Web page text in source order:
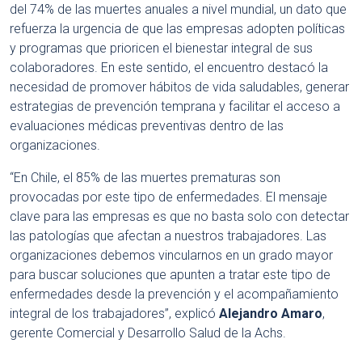
del 74% de las muertes anuales a nivel mundial, un dato que
refuerza la urgencia de que las empresas adopten políticas
y programas que prioricen el bienestar integral de sus
colaboradores. En este sentido, el encuentro destacó la
necesidad de promover hábitos de vida saludables, generar
estrategias de prevención temprana y facilitar el acceso a
evaluaciones médicas preventivas dentro de las
organizaciones.
“En Chile, el 85% de las muertes prematuras son
provocadas por este tipo de enfermedades. El mensaje
clave para las empresas es que no basta solo con detectar
las patologías que afectan a nuestros trabajadores. Las
organizaciones debemos vincularnos en un grado mayor
para buscar soluciones que apunten a tratar este tipo de
enfermedades desde la prevención y el acompañamiento
integral de los trabajadores”, explicó Alejandro Amaro,
gerente Comercial y Desarrollo Salud de la Achs.